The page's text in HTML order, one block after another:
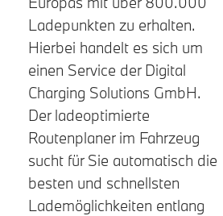
Ladepunkten zu erhalten.
Hierbei handelt es sich um
einen Service der Digital
Charging Solutions GmbH.
Der ladeoptimierte
Routenplaner im Fahrzeug
sucht für Sie automatisch die
besten und schnellsten
Lademöglichkeiten entlang